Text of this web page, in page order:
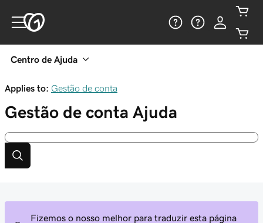
Centro de Ajuda
Applies to: Gestão de conta
Gestão de conta Ajuda
Fizemos o nosso melhor para traduzir esta página